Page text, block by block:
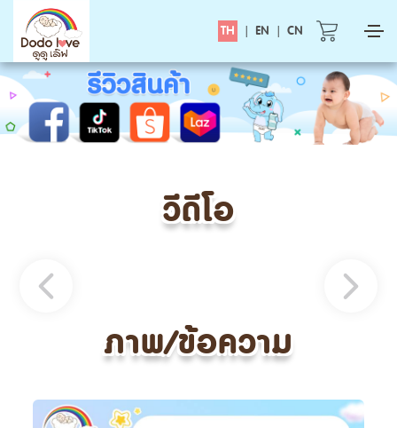
TH | EN | CN
วีดีโอ
ภาพ/ข้อความ